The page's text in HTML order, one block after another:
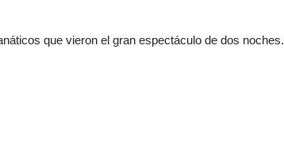
que vieron el gran espectáculo de dos noches.